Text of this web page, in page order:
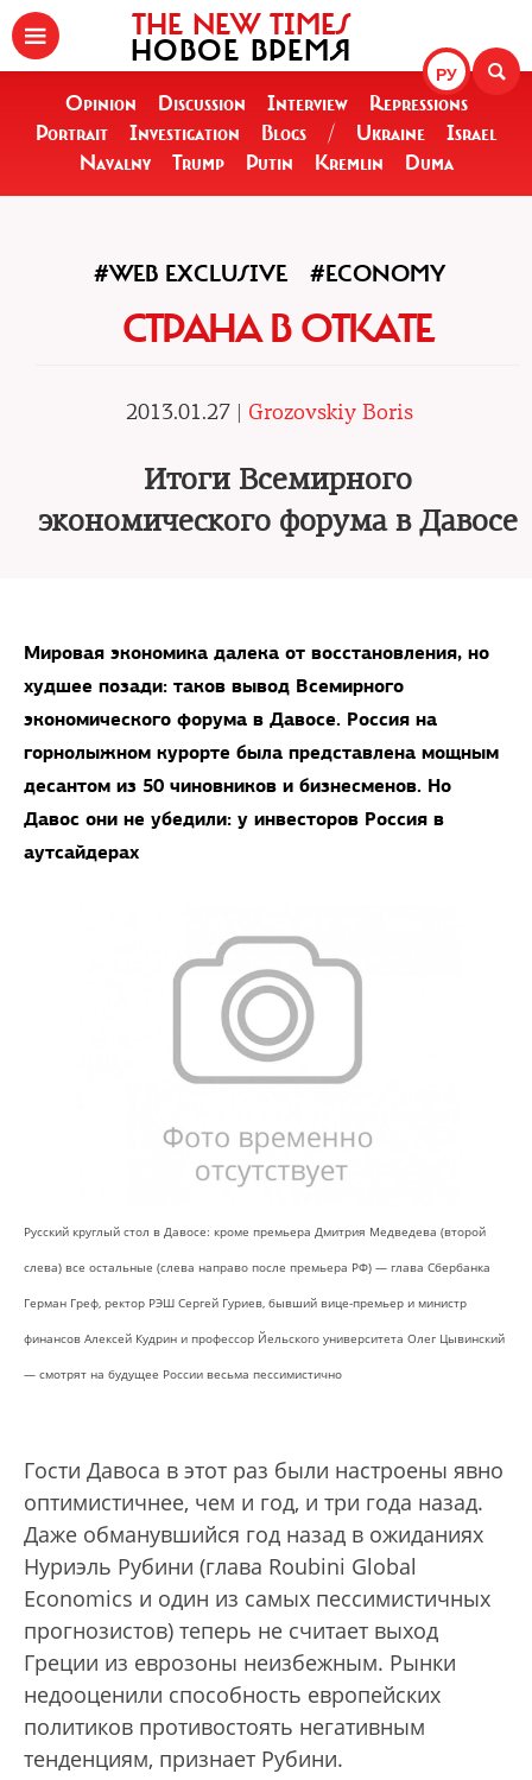
РУ
THE NEW TIMES
НОВОЕ ВРЕМЯ
Opinion Discussion Interview
Repressions
Portrait
Investigation Blogs / Ukraine
Israel
Navalny
Trump Putin Kremlin Duma
#WEB EXCLUSIVE #ECONOMY
СТРАНА В ОТКАТЕ
2013.01.27 | Grozovskiy Boris
Итоги Всемирного
экономического форума в Давосе
Мировая экономика далека от восстановления, но
худшее позади: таков вывод Всемирного
экономического форума в Давосе. Россия на
горнолыжном курорте была представлена мощным
десантом из 50 чиновников и бизнесменов. Но
Давос они не убедили: у инвесторов Россия в
аутсайдерах
Русский круглый стол в Давосе: кроме премьера Дмитрия Медведева (второй
слева) все остальные (слева направо после премьера РФ) — глава Сбербанка
Герман Греф, ректор РЭШ Сергей Гуриев, бывший вице-премьер и министр
финансов Алексей Кудрин и профессор Йельского университета Олег Цывинский
— смотрят на будущее России весьма пессимистично
Гости Давоса в этот раз были настроены явно
оптимистичнее, чем и год, и три года назад.
Даже обманувшийся год назад в ожиданиях
Нуриэль Рубини (глава Roubini Global
Economics и один из самых пессимистичных
прогнозистов) теперь не считает выход
Греции из еврозоны неизбежным. Рынки
недооценили способность европейских
политиков противостоять негативным
тенденциям, признает Рубини.